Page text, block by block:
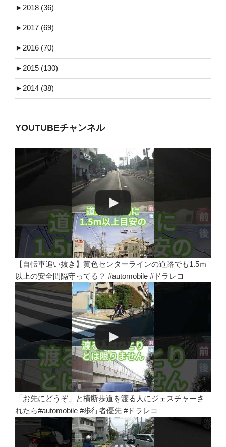
► 2018 (36)
► 2017 (69)
► 2016 (70)
► 2015 (130)
► 2014 (38)
YOUTUBEチャンネル
【自転車追い抜き】黄色センターラインの道路でも1.5ｍ
以上の安全間隔守ってる？ #automobile #ドラレコ
「お先にどうぞ」と横断歩道を渡る人にジェスチャーさ
れたら#automobile #歩行者優先 #ドラレコ